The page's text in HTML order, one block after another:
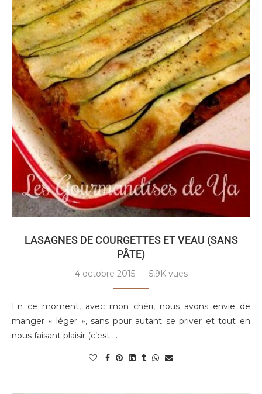
LASAGNES DE COURGETTES ET VEAU (SANS
PÂTE)
4 octobre 2015 5,9K vues
En ce moment, avec mon chéri, nous avons envie de
manger « léger », sans pour autant se priver et tout en
nous faisant plaisir (c’est …